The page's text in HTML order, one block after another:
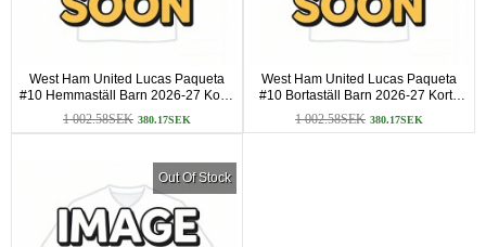
West Ham United Lucas Paqueta
#10 Hemmaställ Barn 2026-27 Korta
ärmar (+ Korta byxor)
1 002.58SEK 380.17SEK
West Ham United Lucas Paqueta
#10 Bortaställ Barn 2026-27 Korta
ärmar (+ Korta byxor)
1 002.58SEK 380.17SEK
Out Of Stock